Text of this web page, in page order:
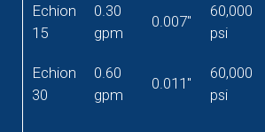
Echion
15
0.30
gpm
0.007"
60,000
psi
Echion
30
0.60
gpm
0.011"
60,000
psi